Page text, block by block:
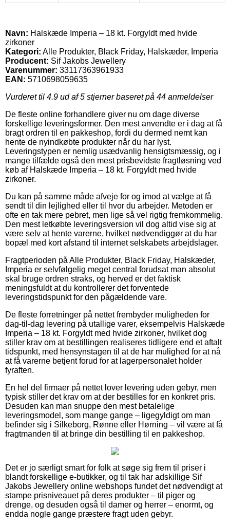
Navn: Halskæde Imperia – 18 kt. Forgyldt med hvide
zirkoner
Kategori: Alle Produkter, Black Friday, Halskæder, Imperia
Producent: Sif Jakobs Jewellery
Varenummer: 33117363961933
EAN: 5710698059635
Vurderet til 4.9 ud af 5 stjerner baseret på 44 anmeldelser
De fleste online forhandlere giver nu om dage diverse
forskellige leveringsformer. Den mest anvendte er i dag at få
bragt ordren til en pakkeshop, fordi du dermed nemt kan
hente de nyindkøbte produkter når du har lyst.
Leveringstypen er nemlig usædvanlig hensigtsmæssig, og i
mange tilfælde også den mest prisbevidste fragtløsning ved
køb af Halskæde Imperia – 18 kt. Forgyldt med hvide
zirkoner.
Du kan på samme måde afveje for og imod at vælge at få
sendt til din lejlighed eller til hvor du arbejder. Metoden er
ofte en tak mere pebret, men lige så vel rigtig fremkommelig.
Den mest letkøbte leveringsversion vil dog altid vise sig at
være selv at hente varerne, hvilket nødvendiggør at du har
bopæl med kort afstand til internet selskabets arbejdslager.
Fragtperioden på Alle Produkter, Black Friday, Halskæder,
Imperia er selvfølgelig meget central forudsat man absolut
skal bruge ordren straks, og herved er det faktisk
meningsfuldt at du kontrollerer det forventede
leveringstidspunkt for den pågældende vare.
De fleste forretninger på nettet frembyder muligheden for
dag-til-dag levering på utallige varer, eksempelvis Halskæde
Imperia – 18 kt. Forgyldt med hvide zirkoner, hvilket dog
stiller krav om at bestillingen realiseres tidligere end et aftalt
tidspunkt, med hensynstagen til at de har mulighed for at nå
at få varerne betjent forud for at lagerpersonalet holder
fyraften.
En hel del firmaer på nettet lover levering uden gebyr, men
typisk stiller det krav om at der bestilles for en konkret pris.
Desuden kan man snuppe den mest betalelige
leveringsmodel, som mange gange – ligegyldigt om man
befinder sig i Silkeborg, Rønne eller Hørning – vil være at få
fragtmanden til at bringe din bestilling til en pakkeshop.
Det er jo særligt smart for folk at søge sig frem til priser i
blandt forskellige e-butikker, og til tak har adskillige Sif
Jakobs Jewellery online webshops fundet det nødvendigt at
stampe prisniveauet på deres produkter – til piger og
drenge, og desuden også til damer og herrer – enormt, og
endda nogle gange præstere fragt uden gebyr.